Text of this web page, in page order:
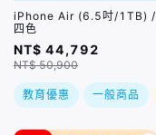
iPhone Air (6.5吋/1TB) /
四色
NT$ 44,792
NT$ 50,900
教育優惠 一般商品